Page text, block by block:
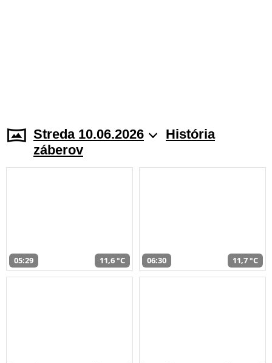
Streda 10.06.2026
História
záberov
05:29 11,6 °C 06:30 11,7 °C